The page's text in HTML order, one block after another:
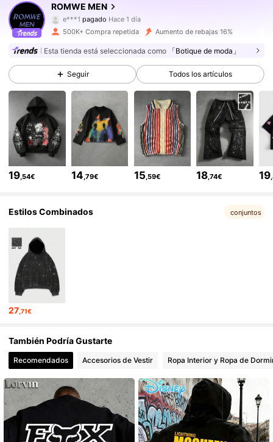
ROMWE MEN
4,81
671K Seguidores
e***1 pagado Hace 1 día
Hace 30 minutos
4,81 671K Seguidores
4,81 671K Seguidores
4,81 671K Seguidores
4,81 671K Seguidores
4,81
671K Seguidores
500K+ Compra repetida Aumento de rebajas 16%
Esta tienda está seleccionada como 「Botique de moda」
Seguir Todos los artículos
19 ,54€ 14 ,79€ 15 ,59€ 18 ,74€ 19
Estilos Combinados conjuntos
27 ,71€
También Podría Gustarte
Recomendados Accesorios de Vestir Ropa Interior y Ropa de